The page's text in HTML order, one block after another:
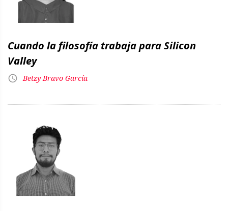
Cuando la filosofía trabaja para Silicon
Valley
Betzy Bravo García